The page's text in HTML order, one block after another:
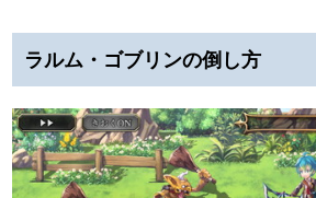
ラルム・ゴブリンの倒し方